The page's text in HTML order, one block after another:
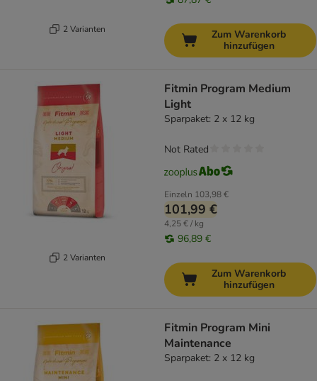
2 Varianten
Zum Warenkorb
hinzufügen
2 Varianten
Fitmin Program Medium
Light
Sparpaket: 2 x 12 kg
Einzeln 103,98 €
101,99 €
4,25 € / kg
96,89 €
Not Rated
Zum Warenkorb
hinzufügen
Fitmin Program Mini
Maintenance
Sparpaket: 2 x 12 kg